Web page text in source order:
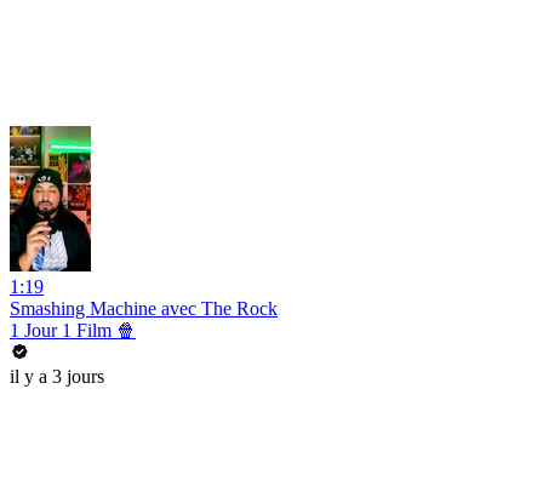
1:19
Smashing Machine avec The Rock
1 Jour 1 Film 🍿
il y a 3 jours